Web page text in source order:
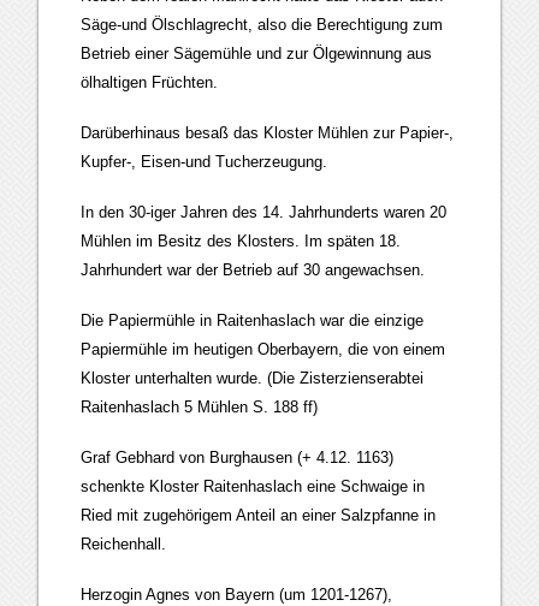
Säge-und Ölschlagrecht, also die Berechtigung zum
Betrieb einer Sägemühle und zur Ölgewinnung aus
ölhaltigen Früchten.
Darüberhinaus besaß das Kloster Mühlen zur Papier-,
Kupfer-, Eisen-und Tucherzeugung.
In den 30-iger Jahren des 14. Jahrhunderts waren 20
Mühlen im Besitz des Klosters. Im späten 18.
Jahrhundert war der Betrieb auf 30 angewachsen.
Die Papiermühle in Raitenhaslach war die einzige
Papiermühle im heutigen Oberbayern, die von einem
Kloster unterhalten wurde. (Die Zisterzienserabtei
Raitenhaslach 5 Mühlen S. 188 ff)
Graf Gebhard von Burghausen (+ 4.12. 1163)
schenkte Kloster Raitenhaslach eine Schwaige in
Ried mit zugehörigem Anteil an einer Salzpfanne in
Reichenhall.
Herzogin Agnes von Bayern (um 1201-1267),